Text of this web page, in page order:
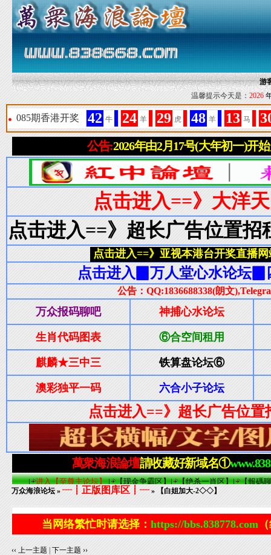
游
温馨提示今天是： 2026
万众海浪论坛 »┈┋正版图库区┋┈» 【白姐加大-2◇◇】
当网络繁忙时请选择： https://bbs.838778.com
‹‹ 上一主题 |下一主题 ››